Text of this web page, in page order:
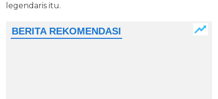
legendaris itu.